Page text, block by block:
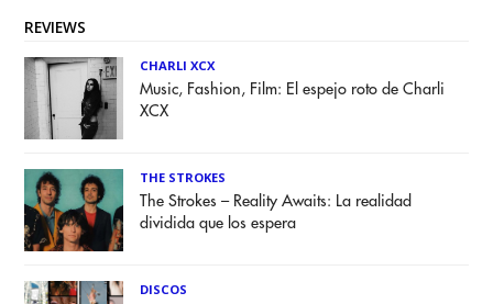
REVIEWS
CHARLI XCX
Music, Fashion, Film: El espejo roto de Charli
XCX
THE STROKES
The Strokes – Reality Awaits: La realidad
dividida que los espera
DISCOS